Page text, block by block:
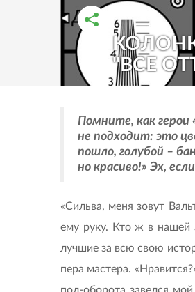
"ВСЕ
РАССКАЗАТЬ
Помните, как герои
не подходит: это
пошло, голубой –
но красиво!» Эх,
«Сильва, меня зовут
ему руку. Кто ж в нашей
лучшие за всю свою
пера мастера.
пол-оборота завелся